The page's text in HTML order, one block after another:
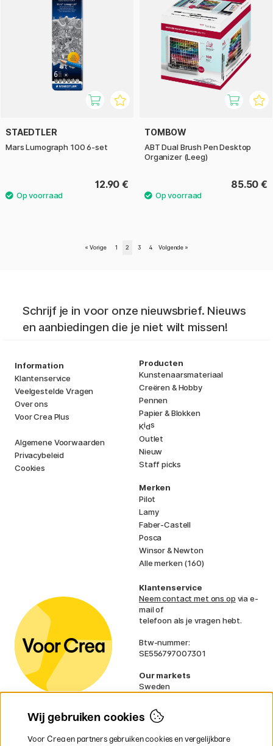
STAEDTLER
Mars Lumograph 100 6-set
12.90 €
TOMBOW
ABT Dual Brush Pen Desktop
Organizer (Leeg)
85.50 €
« Vorige 1 2 3 4 Volgende »
Schrijf je in voor onze nieuwsbrief. Nieuws
en aanbiedingen die je niet wilt missen!
Information
Klantenservice
Veelgestelde Vragen
Over ons
Voor Crea Plus
Algemene Voorwaarden
Privacybeleid
Cookies
Producten
Kunstenaarsmateriaal
Creëren & Hobby
Pennen
Papier & Blokken
Kids
Outlet
Nieuw
Staff picks
Merken
Pilot
Lamy
Faber-Castell
Posca
Winsor & Newton
Alle merken (160)
Klantenservice
Neem contact met ons op via e-
mail of
telefoon als je vragen hebt.
Btw-nummer:
SE556797007301
Our markets
Sweden
Denmark
Finland
Ireland
Wij gebruiken cookies
Voor Crea en partners gebruiken cookies en vergelijkbare